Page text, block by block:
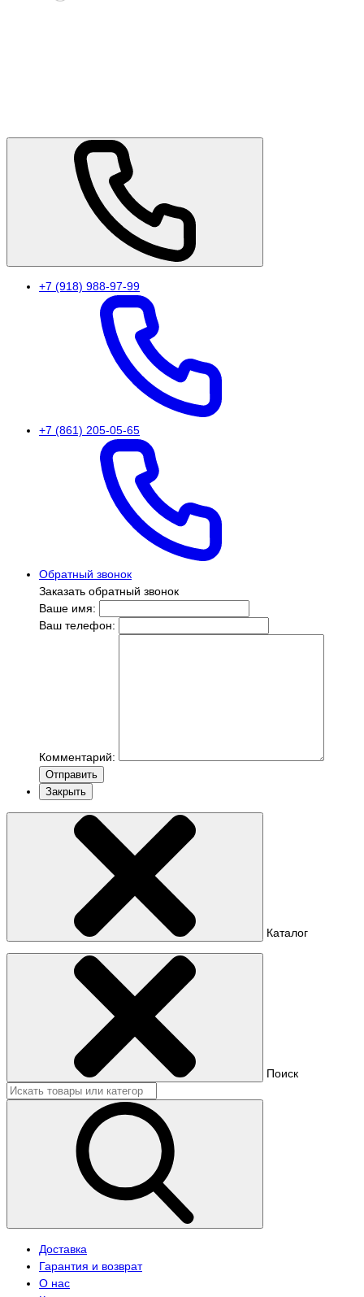
+7 (918) 988-97-99
+7 (861) 205-05-65
Обратный звонок
Заказать обратный звонок
Ваше имя:
Ваш телефон:
Комментарий:
Отправить
Закрыть
Каталог
Поиск
Доставка
Гарантия и возврат
О нас